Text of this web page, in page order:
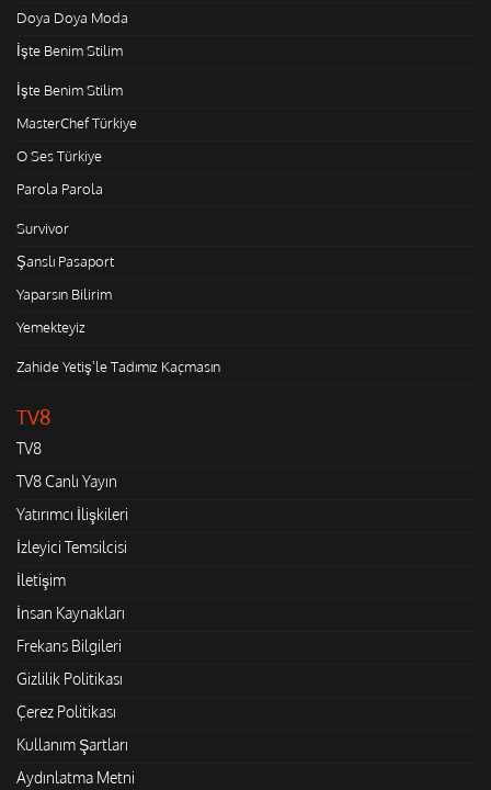
Doya Doya Moda
İşte Benim Stilim
İşte Benim Stilim
MasterChef Türkiye
O Ses Türkiye
Parola Parola
Survivor
Şanslı Pasaport
Yaparsın Bilirim
Yemekteyiz
Zahide Yetiş'le Tadımız Kaçmasın
TV8
TV8
TV8 Canlı Yayın
Yatırımcı İlişkileri
İzleyici Temsilcisi
İletişim
İnsan Kaynakları
Frekans Bilgileri
Gizlilik Politikası
Çerez Politikası
Kullanım Şartları
Aydınlatma Metni